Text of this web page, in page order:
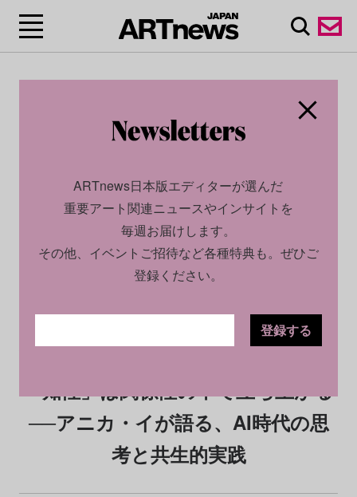
2026.03.17
「知性」は関係性の中で立ち上がる
──アニカ・イが語る、AI時代の思
考と共生的実践
ARTnews日本版エディターが選んだ
重要アート関連ニュースやインサイトを
毎週お届けします。
その他、イベントご招待など各種特典も。ぜひご
登録ください。
登録する